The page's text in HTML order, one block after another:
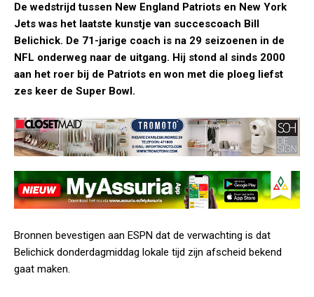
De wedstrijd tussen New England Patriots en New York
Jets was het laatste kunstje van succescoach Bill
Belichick. De 71-jarige coach is na 29 seizoenen in de
NFL onderweg naar de uitgang. Hij stond al sinds 2000
aan het roer bij de Patriots en won met die ploeg liefst
zes keer de Super Bowl.
Bronnen bevestigen aan ESPN dat de verwachting is dat
Belichick donderdagmiddag lokale tijd zijn afscheid bekend
gaat maken.